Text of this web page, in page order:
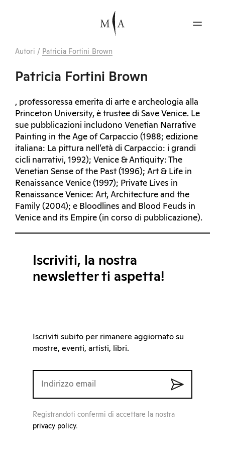
Autori / Patricia Fortini Brown
Patricia Fortini Brown
, professoressa emerita di arte e archeologia alla
Princeton University, è trustee di Save Venice. Le
sue pubblicazioni includono Venetian Narrative
Painting in the Age of Carpaccio (1988; edizione
italiana: La pittura nell’età di Carpaccio: i grandi
cicli narrativi, 1992); Venice & Antiquity: The
Venetian Sense of the Past (1996); Art & Life in
Renaissance Venice (1997); Private Lives in
Renaissance Venice: Art, Architecture and the
Family (2004); e Bloodlines and Blood Feuds in
Venice and its Empire (in corso di pubblicazione).
Iscriviti, la nostra
newsletter ti aspetta!
Iscriviti subito per rimanere aggiornato su
mostre, eventi, artisti, libri.
Registrandoti confermi di accettare la nostra
privacy policy.